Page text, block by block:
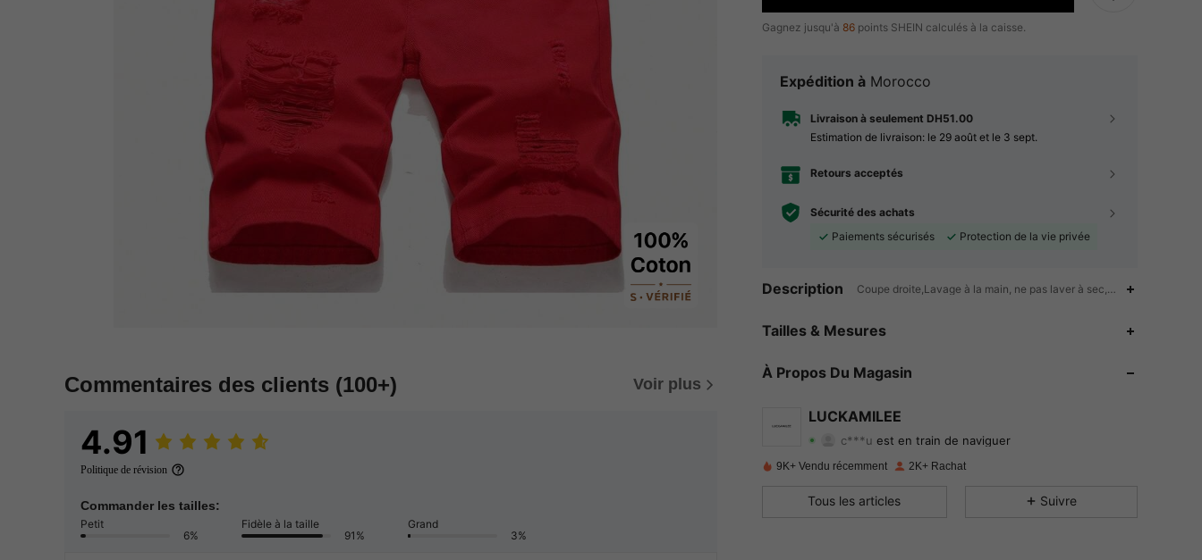
Commentaires des clients (100+) Voir plus
4.91
Politique de révision
Commander les tailles:
Petit
6%
Fidèle à la taille
91%
Grand
3%
Gagnez jusqu'à 86 points SHEIN calculés à la caisse.
Expédition à Morocco
Livraison à seulement DH51.00
Estimation de livraison: le 29 août et le 3 sept.
Retours acceptés
Sécurité des achats
Paiements sécurisés
Protection de la vie privée
Description Coupe droite,Lavage à la main, ne pas laver à sec,Loisirs-loisirs
Tailles & Mesures
À Propos Du Magasin
LUCKAMILEE
4.89 Evaluation 17Articles 3.9KSuiveurs
9K+ Vendu récemment 2K+ Rachat
Tous les articles Suivre